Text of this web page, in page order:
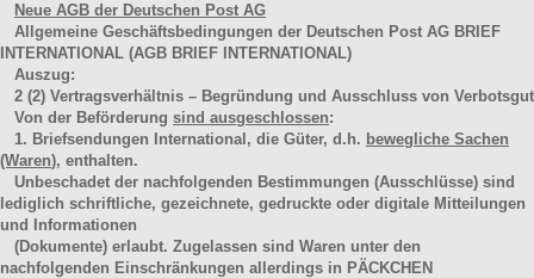
Neue AGB der Deutschen Post AG
Allgemeine Geschäftsbedingungen der Deutschen Post AG BRIEF
INTERNATIONAL (AGB BRIEF INTERNATIONAL)
Auszug:
2 (2) Vertragsverhältnis – Begründung und Ausschluss von Verbotsgut
Von der Beförderung sind ausgeschlossen:
1. Briefsendungen International, die Güter, d.h. bewegliche Sachen
(Waren), enthalten.
Unbeschadet der nachfolgenden Bestimmungen (Ausschlüsse) sind
lediglich schriftliche, gezeichnete, gedruckte oder digitale Mitteilungen
und Informationen
(Dokumente) erlaubt. Zugelassen sind Waren unter den
nachfolgenden Einschränkungen allerdings in PÄCKCHEN